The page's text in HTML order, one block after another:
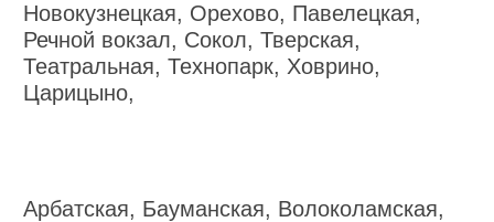
Новокузнецкая, Орехово, Павелецкая,
Речной вокзал, Сокол, Тверская,
Театральная, Технопарк, Ховрино,
Царицыно,
Арбатская, Бауманская, Волоколамская,